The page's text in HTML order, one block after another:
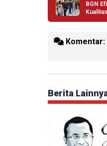
BGN
Komentar:
Berita